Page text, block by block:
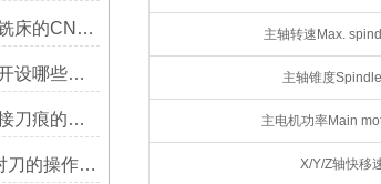
高效利用XK7136数控铣床的CNC系统？
XK7136数控铣床可以开设哪些考核项目？
XK7136数控铣床消除接刀痕的操作
XK7136数控铣床Z向对刀的操作方法
主轴转速Max.
主轴锥度
主电机功率Main
X/Y/Z轴快移